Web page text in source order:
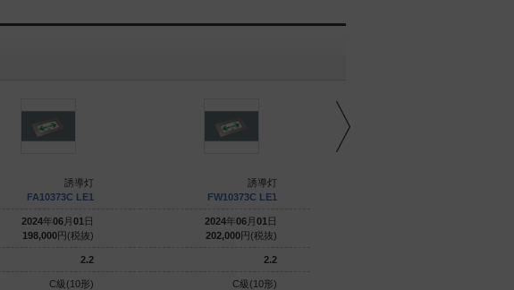
誘導灯
FA10373C LE1
2024年06月 01 日
198,000円(税抜)
2.2
C級(10形)
誘導灯
FW10373C LE1
2024年06月 01 日
202,000円(税抜)
2.2
C級(10形)